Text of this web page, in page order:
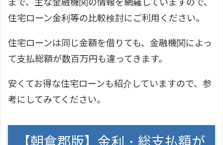
まで、主な金融機関の情報を網羅していますので、
住宅ローン金利等の比較検討にご利用ください。
住宅ローンは同じ金額を借りても、金融機関によっ
て支払総額が数百万円も違ってきます。
安くてお得な住宅ローンも紹介していますので、参
考にしてみてください。